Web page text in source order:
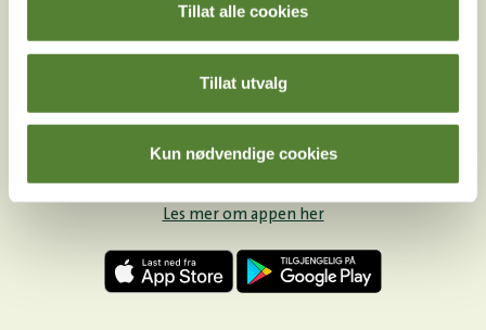
Tillat alle cookies
Tillat utvalg
Kun nødvendige cookies
Last ned Dyreparkens App
Les mer om appen her